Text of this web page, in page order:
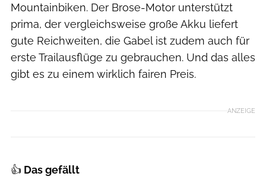
Mountainbiken. Der Brose-Motor unterstützt
prima, der vergleichsweise große Akku liefert
gute Reichweiten, die Gabel ist zudem auch für
erste Trailausflüge zu gebrauchen. Und das alles
gibt es zu einem wirklich fairen Preis.
ANZEIGE
👍 Das gefällt